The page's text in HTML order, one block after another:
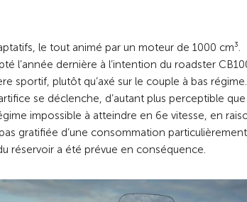
le tout animé par un moteur de 1000 cm³.
l’année dernière à l’intention du roadster
sportif, plutôt qu’axé sur le couple à bas
se déclenche, d’autant plus perceptible
impossible à atteindre en 6e vitesse, en
gratifiée d’une consommation particulièrement
réservoir a été prévue en conséquence.